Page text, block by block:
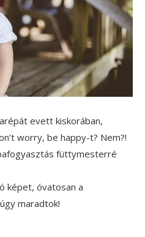
evett kiskorában,
worry, be happy-t? Nem?!
füttymesterré
képet, óvatosan a
maradtok!